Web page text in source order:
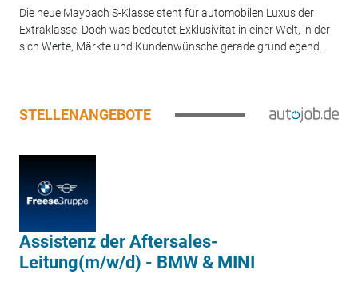
Die neue Maybach S-Klasse steht für automobilen Luxus der
Extraklasse. Doch was bedeutet Exklusivität in einer Welt, in der
sich Werte, Märkte und Kundenwünsche gerade grundlegend...
STELLENANGEBOTE
Assistenz der Aftersales-
Leitung(m/w/d) - BMW & MINI